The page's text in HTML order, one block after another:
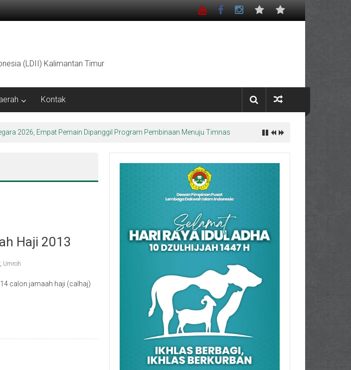
(LDII) Kalimantan Timur
Kontak
2026, Empat Pemain Dipanggil Program Pembinaan Menuju Timnas
Haji 2013
, Umroh
calon jamaah haji (calhaj)